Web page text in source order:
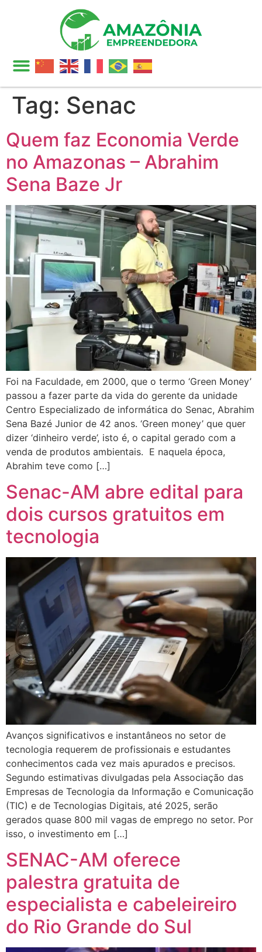
Tag: Senac
Quem faz Economia Verde
no Amazonas – Abrahim
Sena Baze Jr
Foi na Faculdade, em 2000, que o termo ‘Green Money’
passou a fazer parte da vida do gerente da unidade
Centro Especializado de informática do Senac, Abrahim
Sena Bazé Junior de 42 anos. ‘Green money’ que quer
dizer ‘dinheiro verde’, isto é, o capital gerado com a
venda de produtos ambientais. E naquela época,
Abrahim teve como […]
Senac-AM abre edital para
dois cursos gratuitos em
tecnologia
Avanços significativos e instantâneos no setor de
tecnologia requerem de profissionais e estudantes
conhecimentos cada vez mais apurados e precisos.
Segundo estimativas divulgadas pela Associação das
Empresas de Tecnologia da Informação e Comunicação
(TIC) e de Tecnologias Digitais, até 2025, serão
gerados quase 800 mil vagas de emprego no setor. Por
isso, o investimento em […]
SENAC-AM oferece
palestra gratuita de
especialista e cabeleireiro
do Rio Grande do Sul